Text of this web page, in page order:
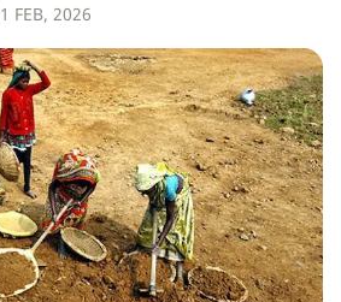
1 FEB, 2026